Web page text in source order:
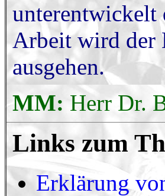
unterentwickelt
Arbeit wird der
ausgehen.
MM: Herr Dr.
Links zum
Erklärung